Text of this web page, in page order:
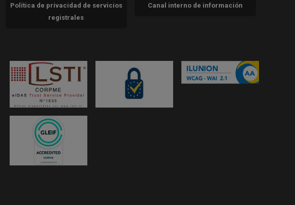
Política de privacidad de servicios
registrales
Canal interno de información